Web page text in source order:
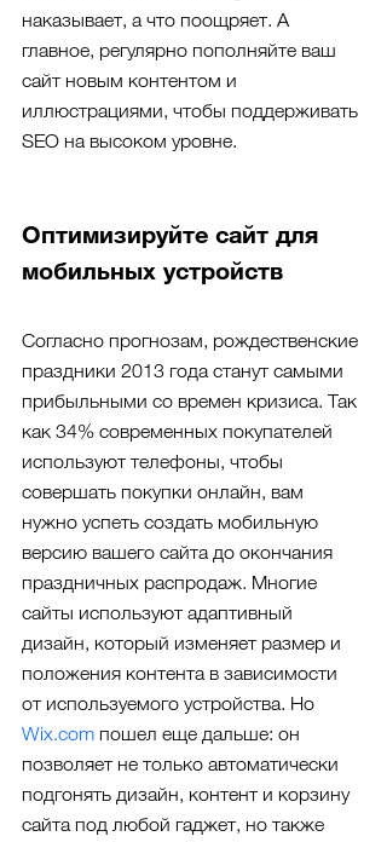
наказывает, а что поощряет. А
главное, регулярно пополняйте ваш
сайт новым контентом и
иллюстрациями, чтобы поддерживать
SEO на высоком уровне.
Оптимизируйте сайт для
мобильных устройств
Согласно прогнозам, рождественские
праздники 2013 года станут самыми
прибыльными со времен кризиса. Так
как 34% современных покупателей
используют телефоны, чтобы
совершать покупки онлайн, вам
нужно успеть создать мобильную
версию вашего сайта до окончания
праздничных распродаж. Многие
сайты используют адаптивный
дизайн, который изменяет размер и
положения контента в зависимости
от используемого устройства. Но
Wix.com пошел еще дальше: он
позволяет не только автоматически
подгонять дизайн, контент и корзину
сайта под любой гаджет, но также